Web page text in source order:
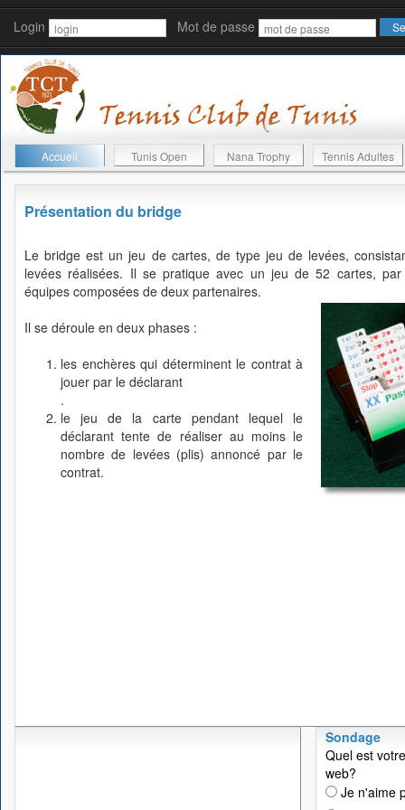
Login Mot de passe
Accueil Tunis Open Nana Trophy Tennis Adultes
Présentation du bridge
Le bridge est un jeu de cartes, de type jeu de levées,
levées réalisées. Il se pratique avec un jeu de 52 cartes,
équipes composées de deux partenaires.
Il se déroule en deux phases :
les enchères qui déterminent le contrat à
jouer par le déclarant
.
le jeu de la carte pendant lequel le
déclarant tente de réaliser au moins le
nombre de levées (plis) annoncé par le
contrat.
Sondage
Quel est
web?
Je n'aime